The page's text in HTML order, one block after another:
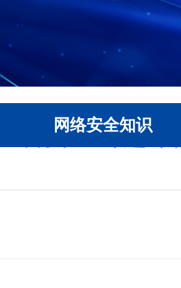
网络安全知识
首页-专题专栏